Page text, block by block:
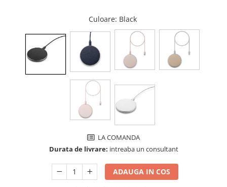
Culoare: Black
LA COMANDA
Durata de livrare: intreaba un consultant
ADAUGA IN COS